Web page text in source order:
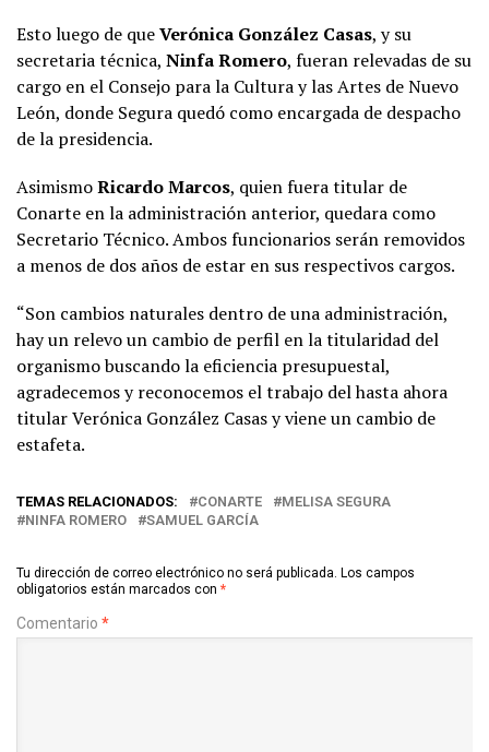
Esto luego de queVerónica González Casas, y su
secretaria técnica, Ninfa Romero, fueran relevadas de su
cargo en el Consejo para la Cultura y las Artes de Nuevo
León, donde Segura quedó como encargada de despacho
de la presidencia.
AsimismoRicardo Marcos, quien fuera titular de
Conarte en la administración anterior, quedara como
Secretario Técnico. Ambos funcionarios serán removidos
a menos de dos años de estar en sus respectivos cargos.
“Son cambios naturales dentro de una administración,
hay un relevo un cambio de perfil en la titularidad del
organismo buscando la eficiencia presupuestal,
agradecemos y reconocemos el trabajo del hasta ahora
titular Verónica González Casas y viene un cambio de
estafeta.
TEMAS RELACIONADOS: CONARTE
MELISA SEGURA
NINFA ROMERO
SAMUEL GARCÍA
Tu dirección de correo electrónico no será publicada. Los campos
obligatorios están marcados con *
Comentario *